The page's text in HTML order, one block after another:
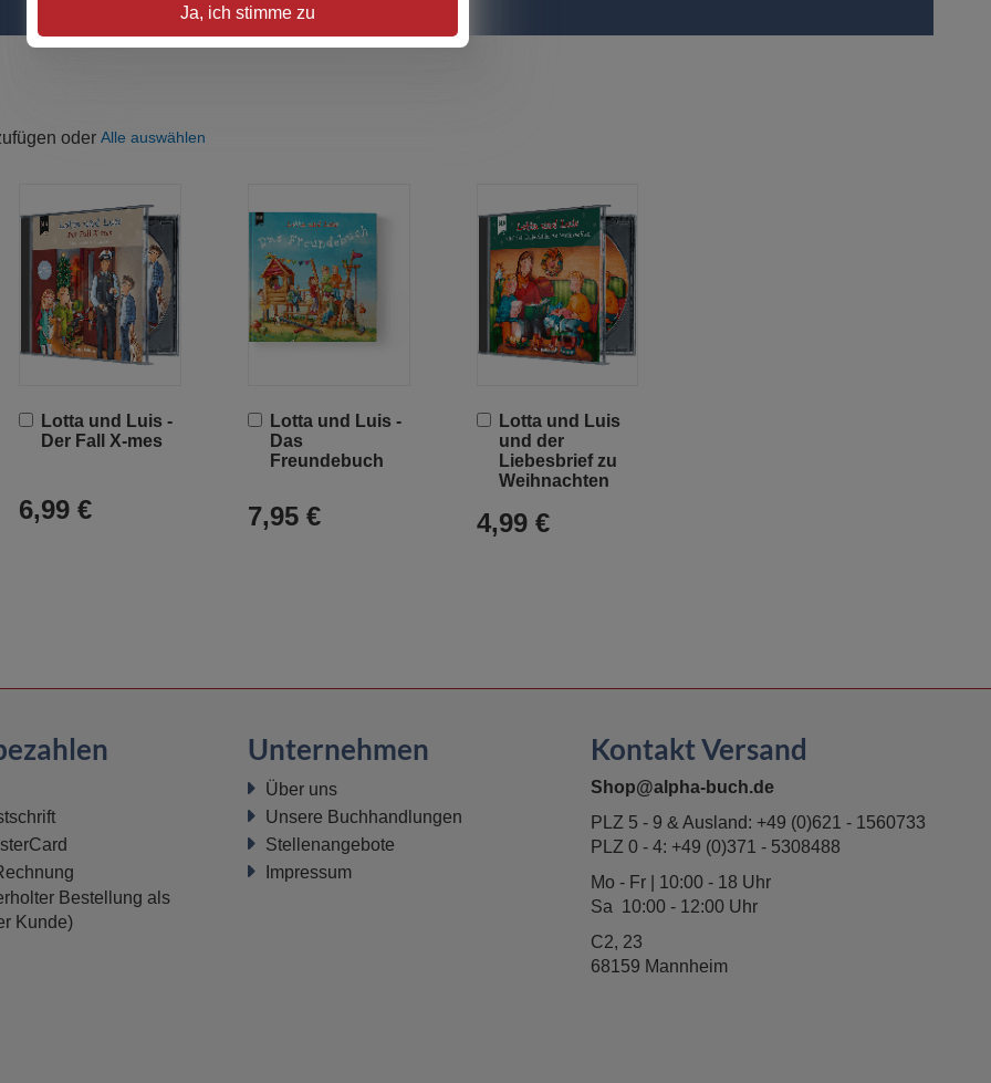
oder Alle auswählen
Lotta und Luis -
Der Fall X-mes
6,99 €
In
den
Lotta und Luis -
Das
Freundebuch
7,95 €
In
den
Warenkorb
Lotta und Luis
und der
Liebesbrief zu
Weihnachten
4,99 €
In
den
Warenkorb
Ja, ich stimme zu
Bestellung als
Kunde)
Unternehmen
Über uns
Unsere Buchhandlungen
Stellenangebote
Impressum
Kontakt Versand
Shop@alpha-buch.de
PLZ 5 - 9 & Ausland: +49 (0)621 - 1560733
PLZ 0 - 4: +49 (0)371 - 5308488
Mo - Fr | 10:00 - 18 Uhr
Sa 10:00 - 12:00 Uhr
C2, 23
68159 Mannheim